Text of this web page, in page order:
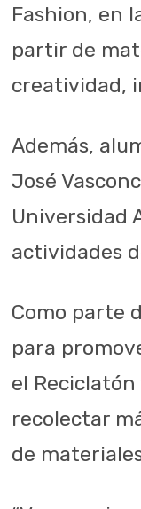
Fashion, en
partir de
creatividad,
Además,
José
Universidad
actividades
Como parte
para
el
recolectar
de